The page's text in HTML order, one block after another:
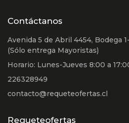
Contáctanos
Avenida 5 de Abril 4454, Bodega
(Sólo entrega Mayoristas)
Horario: Lunes-Jueves 8:00 a
226328949
contacto@requeteofertas.cl
Requeteofertas